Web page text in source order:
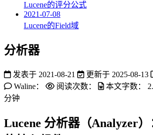
Lucene的评分公式
2021-07-08
Lucene的Field域
分析器
发表于 2021-08-21 更新于 2025-08-13
Waline：
阅读次数： 本文字数：
分钟
Lucene 分析器（Analyzer